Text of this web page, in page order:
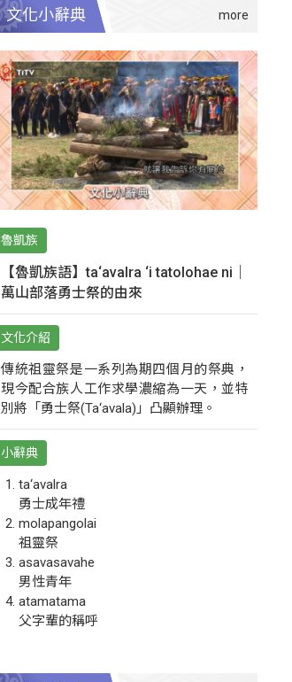
文化小辭典
魯凱族
【魯凱族語】ta‘avalra ‘i tatolohae ni｜
萬山部落勇士祭的由來
文化介紹
傳統祖靈祭是一系列為期四個月的祭典，
現今配合族人工作求學濃縮為一天，並特
別將「勇士祭(Ta‘avala)」凸顯辦理。
小辭典
ta‘avalra
勇士成年禮
molapangolai
祖靈祭
asavasavahe
男性青年
atamatama
父字輩的稱呼